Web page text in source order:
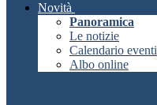
Novità
Panoramica
Le notizie
Calendario eventi
Albo online